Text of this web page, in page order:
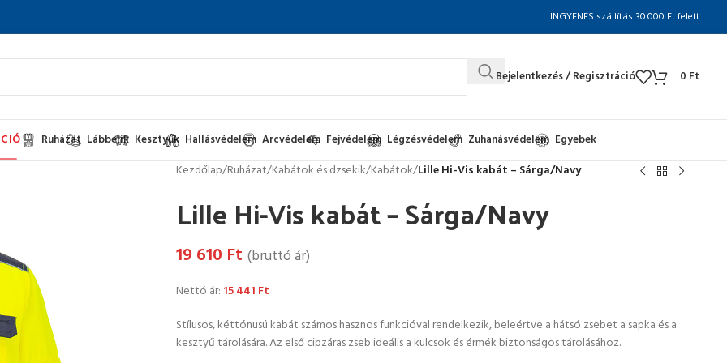
INGYENES szállítás 30.000 Ft felett
Bejelentkezés / Regisztráció 0 Ft
Ruházat Lábbelik Kesztyűk Hallásvédelem Arcvédelem Fejvédelem Légzésvédelem Zuhanásvédelem Egyebek
Kezdőlap/Ruházat/Kabátok és dzsekik/Kabátok/Lille Hi-Vis kabát – Sárga/Navy
Lille Hi-Vis kabát – Sárga/Navy
19 610 Ft (bruttó ár)
Nettó ár: 15 441 Ft
Stílusos, kéttónusú kabát számos hasznos funkcióval rendelkezik, beleértve a hátsó zsebet a sapka és a
kesztyű tárolására. Az első cipzáras zseb ideális a kulcsok és érmék biztonságos tárolásához.